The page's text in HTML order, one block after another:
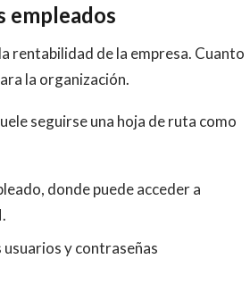
empleados
rentabilidad de la empresa. Cuanto
la organización.
seguirse una hoja de ruta como
donde puede acceder a
y contraseñas